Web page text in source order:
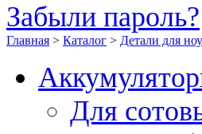
Забыли пароль?
Главная > Каталог > Детали для
Для